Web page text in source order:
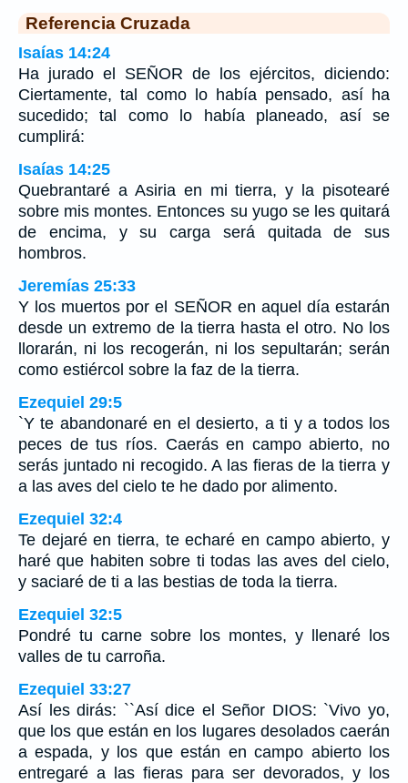
Referencia Cruzada
Isaías 14:24
Ha jurado el SEÑOR de los ejércitos, diciendo:
Ciertamente, tal como lo había pensado, así ha
sucedido; tal como lo había planeado, así se
cumplirá:
Isaías 14:25
Quebrantaré a Asiria en mi tierra, y la pisotearé
sobre mis montes. Entonces su yugo se les quitará
de encima, y su carga será quitada de sus
hombros.
Jeremías 25:33
Y los muertos por el SEÑOR en aquel día estarán
desde un extremo de la tierra hasta el otro. No los
llorarán, ni los recogerán, ni los sepultarán; serán
como estiércol sobre la faz de la tierra.
Ezequiel 29:5
`Y te abandonaré en el desierto, a ti y a todos los
peces de tus ríos. Caerás en campo abierto, no
serás juntado ni recogido. A las fieras de la tierra y
a las aves del cielo te he dado por alimento.
Ezequiel 32:4
Te dejaré en tierra, te echaré en campo abierto, y
haré que habiten sobre ti todas las aves del cielo,
y saciaré de ti a las bestias de toda la tierra.
Ezequiel 32:5
Pondré tu carne sobre los montes, y llenaré los
valles de tu carroña.
Ezequiel 33:27
Así les dirás: ``Así dice el Señor DIOS: `Vivo yo,
que los que están en los lugares desolados caerán
a espada, y los que están en campo abierto los
entregaré a las fieras para ser devorados, y los